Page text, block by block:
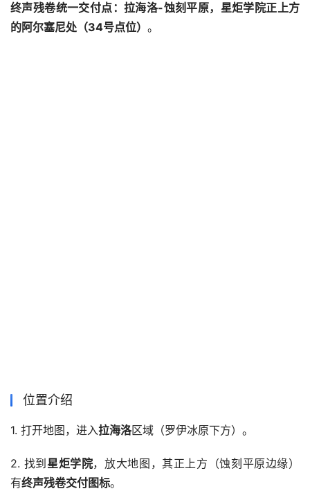
终声残卷统一交付点：拉海洛-蚀刻平原，星炬学院正上方
的阿尔塞尼处（34号点位） 。
位置介绍
1. 打开地图，进入拉海洛区域（罗伊冰原下方）。
2. 找到 星炬学院，放大地图，其正上方（蚀刻平原边缘）
有终声残卷交付图标。